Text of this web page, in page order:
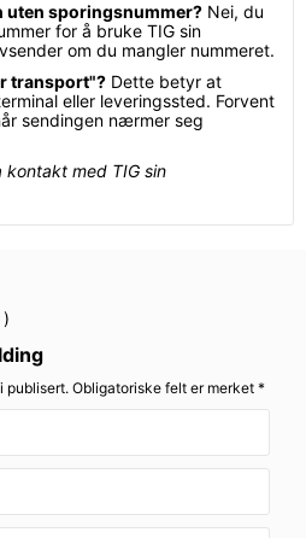
uten sporingsnummer? Nei, du
for å bruke TIG sin
om du mangler nummeret.
transport"? Dette betyr at
eller leveringssted. Forvent
sendingen nærmer seg
kontakt med TIG sin
)
publisert. Obligatoriske felt er merket *